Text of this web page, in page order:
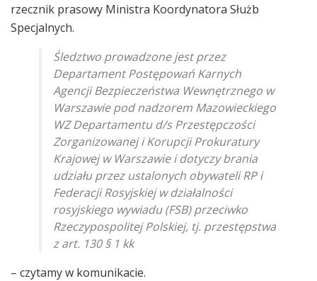
rzecznik prasowy Ministra Koordynatora Służb
Specjalnych.
Śledztwo prowadzone jest przez
Departament Postępowań Karnych
Agencji Bezpieczeństwa Wewnętrznego w
Warszawie pod nadzorem Mazowieckiego
WZ Departamentu d/s Przestępczości
Zorganizowanej i Korupcji Prokuratury
Krajowej w Warszawie i dotyczy brania
udziału przez ustalonych obywateli RP i
Federacji Rosyjskiej w działalności
rosyjskiego wywiadu (FSB) przeciwko
Rzeczypospolitej Polskiej, tj. przestępstwa
z art. 130 § 1 kk
– czytamy w komunikacie.